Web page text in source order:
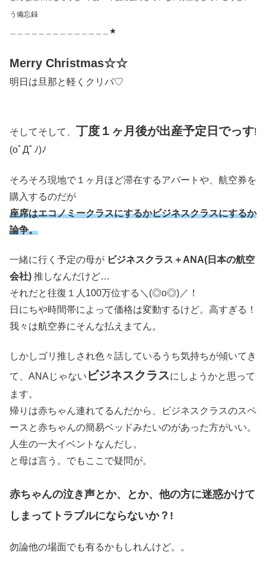
う備忘録
＿＿＿＿＿＿＿＿＿＿＿＿＿＿★
Merry Christmas☆☆
明日は旦那と軽くクリパ♡
そしてそして、 丁度１ヶ月後が出産予定日でっす!
(oﾟДﾟﾉ)ﾉ
そろそろ現地で１ヶ月ほど滞在するアパートや、航空券を
購入するのだが
座席はエコノミークラスにするかビジネスクラスにするか
論争。
一緒に行く予定の母が ビジネスクラス＋ANA(日本の航空
会社) 推しなんだけど…
それだと往復１人100万位する＼(◎o◎)／！
日にちや時間帯によって価格は変動するけど。高すぎる！
我々は航空券にそんな払えまてん。
しかしゴリ推しされ色々話しているうち気持ちが傾いてき
て、ANAじゃない ビジネスクラスにしようかと思って
ます。
帰りは赤ちゃん連れてるんだから、ビジネスクラスのスペ
ースと赤ちゃんの簡易ベッドみたいのがあった方がいい。
人生の一大イベントなんだし。
と母は言う。でもここで疑問が。
赤ちゃんの泣き声とか、とか、他の方に迷惑かけて
しまってトラブルにならないか？!
勿論他の場面でも有るかもしれんけど。。